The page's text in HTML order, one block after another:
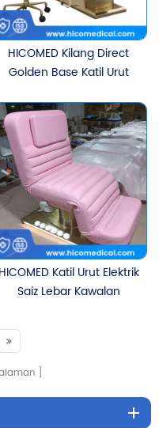
HICOMED Kilang Direct
Golden Base Katil Urut
Perabot Katil Bulu Mata
Kosmetik Terapi Badan
Wajah Katil Kecantikan
HICOMED Katil Urut Elektrik
Saiz Lebar Kawalan
Kecantikan Katil Bulu
Mata Kosmetik Katil
Kecantikan Mengangkat